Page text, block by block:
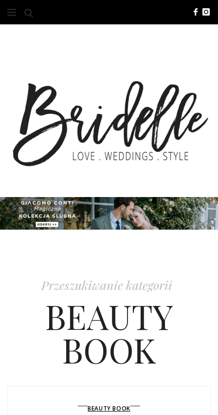
O NAS
KONTAKT
REKLAMA
ADVERTISING
ZGŁOSZENIA
Przeszukiwanie kategorii
BEAUTY
BOOK
BEAUTY BOOK